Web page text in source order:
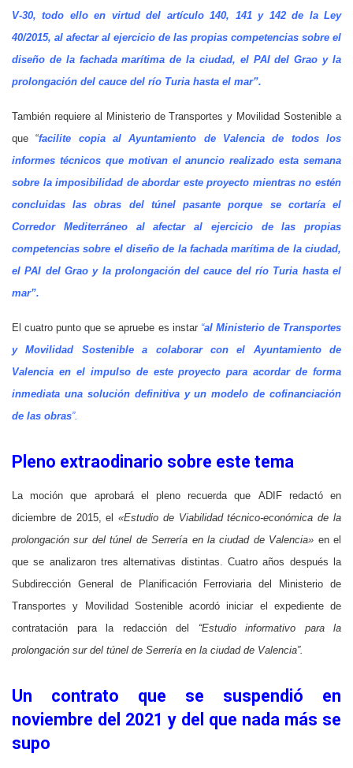
V-30, todo ello en virtud del artículo 140, 141 y 142 de la Ley
40/2015, al afectar al ejercicio de las propias competencias sobre el
diseño de la fachada marítima de la ciudad, el PAI del Grao y la
prolongación del cauce del río Turia hasta el mar”.
También requiere al Ministerio de Transportes y Movilidad Sostenible a
que “facilite copia al Ayuntamiento de Valencia de todos los
informes técnicos que motivan el anuncio realizado esta semana
sobre la imposibilidad de abordar este proyecto mientras no estén
concluidas las obras del túnel pasante porque se cortaría el
Corredor Mediterráneo al afectar al ejercicio de las propias
competencias sobre el diseño de la fachada marítima de la ciudad,
el PAI del Grao y la prolongación del cauce del río Turia hasta el
mar”.
El cuatro punto que se apruebe es instar “al Ministerio de Transportes
y Movilidad Sostenible a colaborar con el Ayuntamiento de
Valencia en el impulso de este proyecto para acordar de forma
inmediata una solución definitiva y un modelo de cofinanciación
de las obras”.
Pleno extraodinario sobre este tema
La moción que aprobará el pleno recuerda que ADIF redactó en
diciembre de 2015, el«Estudio de Viabilidad técnico-económica de la
prolongación sur del túnel de Serrería en la ciudad de Valencia» en el
que se analizaron tres alternativas distintas. Cuatro años después la
Subdirección General de Planificación Ferroviaria del Ministerio de
Transportes y Movilidad Sostenible acordó iniciar el expediente de
contratación para la redacción del “Estudio informativo para la
prolongación sur del túnel de Serrería en la ciudad de Valencia”.
Un contrato que se suspendió en
noviembre del 2021 y del que nada más se
supo